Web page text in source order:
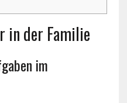
in der Familie
im